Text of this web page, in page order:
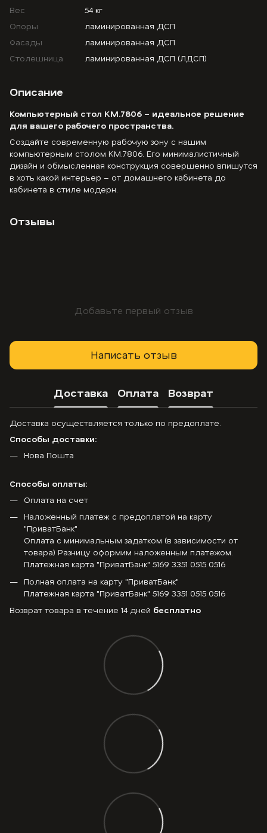
Вес
54 кг
Опоры
ламинированная ДСП
Фасады
ламинированная ДСП
Столешница
ламинированная ДСП (ЛДСП)
Описание
Компьютерный стол KM.7806 – идеальное решение
для вашего рабочего пространства.
Создайте современную рабочую зону с нашим
компьютерным столом KM.7806. Его минималистичный
дизайн и обмысленная конструкция совершенно впишутся
в хоть какой интерьер – от домашнего кабинета до
кабинета в стиле модерн.
Отзывы
Добавьте первый отзыв
Написать отзыв
Доставка Оплата Возврат
Доставка осуществляется только по предоплате.
Способы доставки:
Нова Пошта
Способы оплаты:
Оплата на счет
Наложенный платеж с предоплатой на карту
"ПриватБанк"
Оплата с минимальным задатком (в зависимости от
товара) Разницу оформим наложенным платежом.
Платежная карта "ПриватБанк" 5169 3351 0515 0516
Полная оплата на карту "ПриватБанк"
Платежная карта "ПриватБанк" 5169 3351 0515 0516
Возврат товара в течение 14 дней бесплатно